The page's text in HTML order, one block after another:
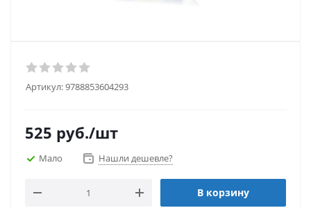
Артикул:9788853604293
525 руб./шт
Мало Нашли дешевле?
В корзину